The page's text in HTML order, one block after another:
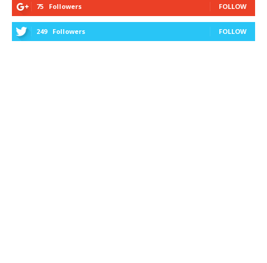
75 Followers FOLLOW
249 Followers FOLLOW